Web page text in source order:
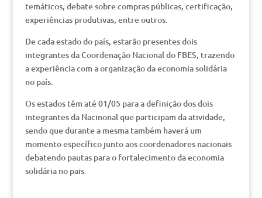
temáticos, debate sobre compras públicas, certificação,
experiências produtivas, entre outros.
De cada estado do país, estarão presentes dois
integrantes da Coordenação Nacional do FBES, trazendo
a experiência com a organização da economia solidária
no país.
Os estados têm até 01/05 para a definição dos dois
integrantes da Nacinonal que participam da atividade,
sendo que durante a mesma também haverá um
momento específico junto aos coordenadores nacionais
debatendo pautas para o fortalecimento da economia
solidária no pais.